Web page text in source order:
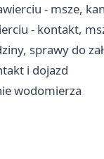
- msze,
- kontakt,
sprawy do
i dojazd
wodomierza